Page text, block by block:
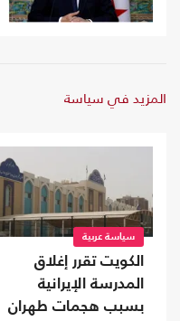
المزيد في سياسة
سياسة عربية
الكويت تقرر إغلاق
المدرسة الإيرانية
بسبب هجمات طهران